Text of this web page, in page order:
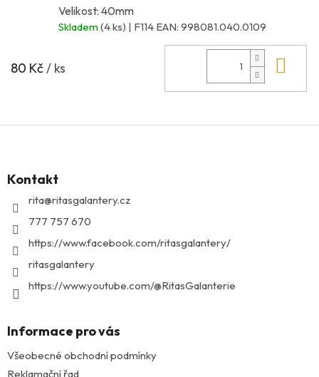
Velikost: 40mm
Skladem(4 ks) | F114 EAN: 998081.040.0109
80 Kč/ ks
aKontakt
rita@ritasgalantery.cz
777 757 670
https://www.facebook.com/ritasgalantery/
ritasgalantery
https://www.youtube.com/@RitasGalanterie
Informace pro vás
Všeobecné obchodní podmínky
Reklamační řad